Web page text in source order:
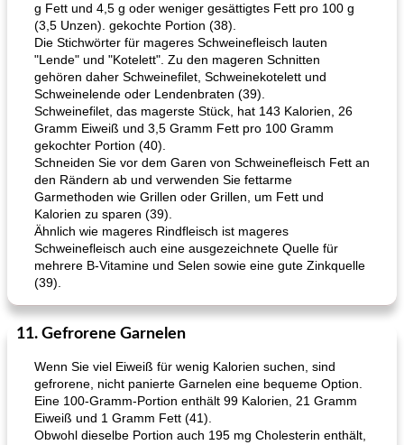
g Fett und 4,5 g oder weniger gesättigtes Fett pro 100 g
(3,5 Unzen). gekochte Portion (38).
Die Stichwörter für mageres Schweinefleisch lauten
"Lende" und "Kotelett". Zu den mageren Schnitten
gehören daher Schweinefilet, Schweinekotelett und
Schweinelende oder Lendenbraten (39).
Schweinefilet, das magerste Stück, hat 143 Kalorien, 26
Gramm Eiweiß und 3,5 Gramm Fett pro 100 Gramm
gekochter Portion (40).
Schneiden Sie vor dem Garen von Schweinefleisch Fett an
den Rändern ab und verwenden Sie fettarme
Garmethoden wie Grillen oder Grillen, um Fett und
Kalorien zu sparen (39).
Ähnlich wie mageres Rindfleisch ist mageres
Schweinefleisch auch eine ausgezeichnete Quelle für
mehrere B-Vitamine und Selen sowie eine gute Zinkquelle
(39).
11. Gefrorene Garnelen
Wenn Sie viel Eiweiß für wenig Kalorien suchen, sind
gefrorene, nicht panierte Garnelen eine bequeme Option.
Eine 100-Gramm-Portion enthält 99 Kalorien, 21 Gramm
Eiweiß und 1 Gramm Fett (41).
Obwohl dieselbe Portion auch 195 mg Cholesterin enthält,